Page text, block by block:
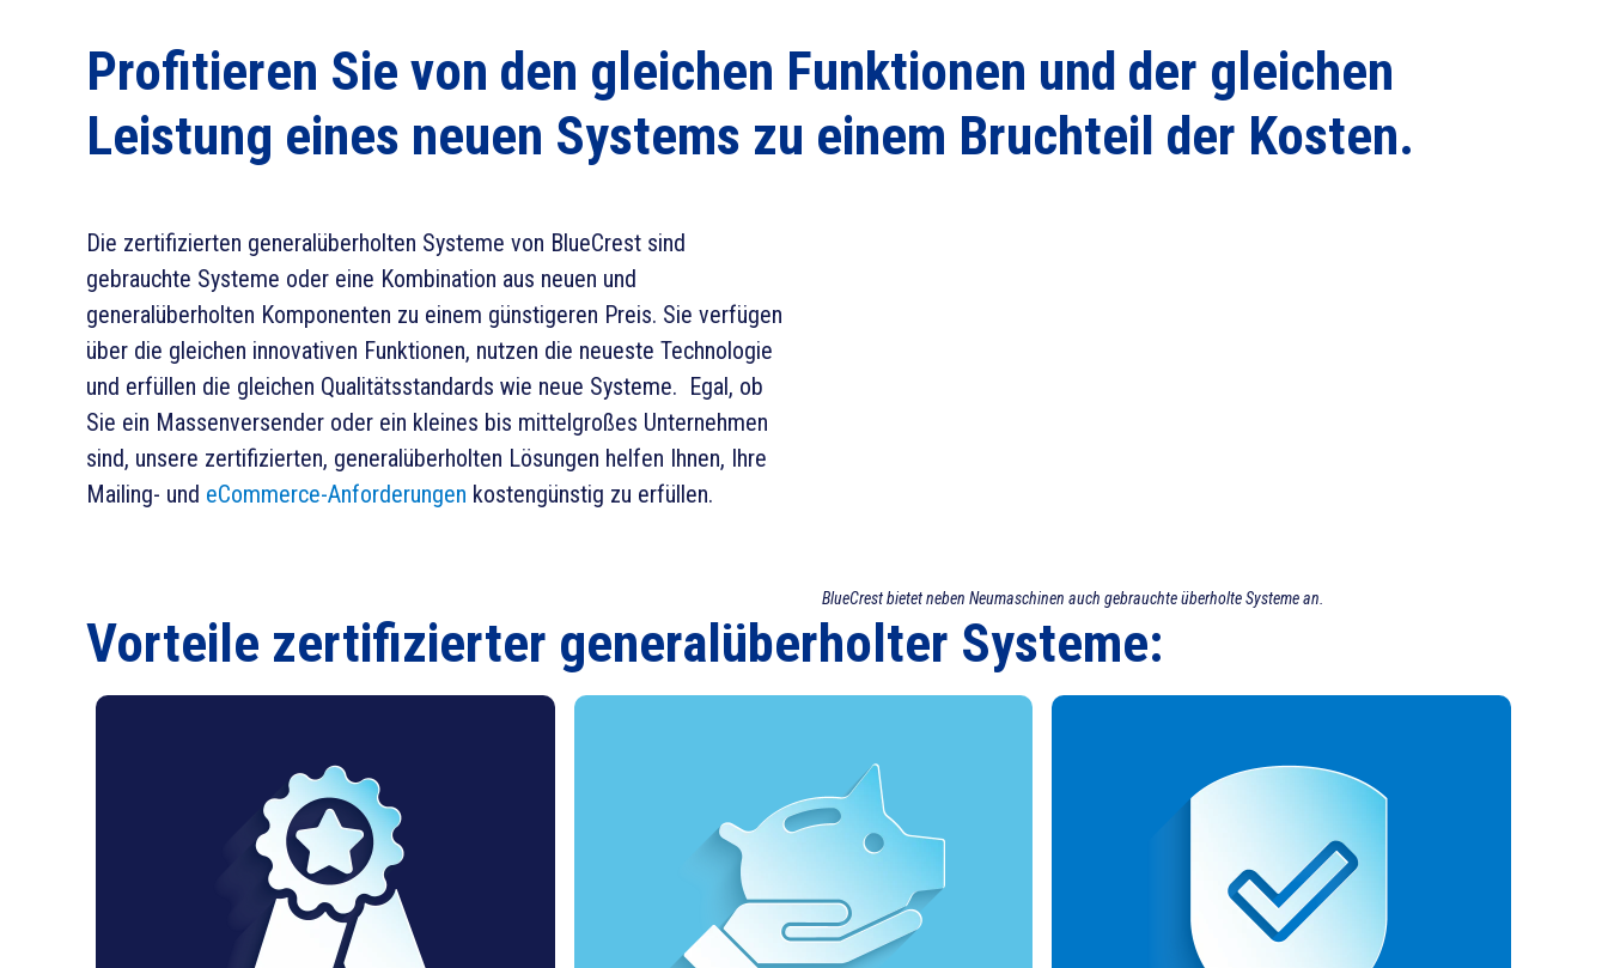
Profitieren Sie von den gleichen Funktionen und der gleichen
Leistung eines neuen Systems zu einem Bruchteil der Kosten.
Die zertifizierten generalüberholten Systeme von BlueCrest sind
gebrauchte Systeme oder eine Kombination aus neuen und
generalüberholten Komponenten zu einem günstigeren Preis. Sie verfügen
über die gleichen innovativen Funktionen, nutzen die neueste Technologie
und erfüllen die gleichen Qualitätsstandards wie neue Systeme. Egal, ob
Sie ein Massenversender oder ein kleines bis mittelgroßes Unternehmen
sind, unsere zertifizierten, generalüberholten Lösungen helfen Ihnen, Ihre
Mailing- und eCommerce-Anforderungen kostengünstig zu erfüllen.
BlueCrest bietet neben Neumaschinen auch gebrauchte überholte Systeme an.
Vorteile zertifizierter generalüberholter Systeme: